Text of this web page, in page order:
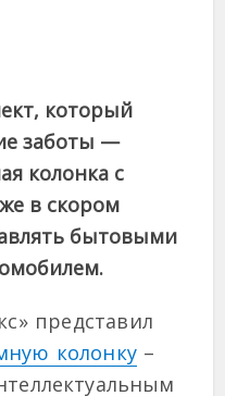
который
заботы —
колонка с
в скором
бытовыми
представил
колонку –